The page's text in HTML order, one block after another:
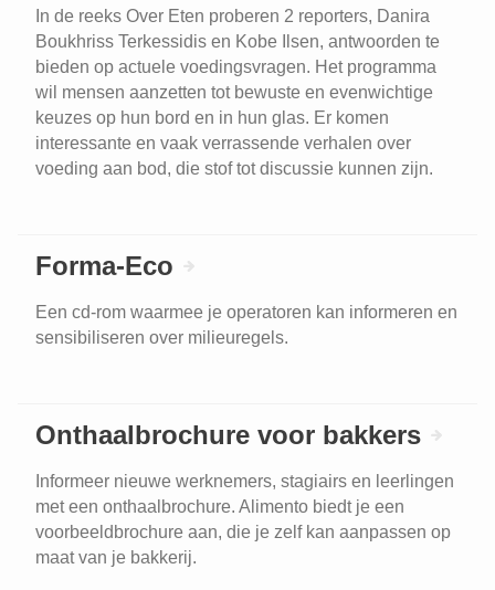
In de reeks Over Eten proberen 2 reporters, Danira
Boukhriss Terkessidis en Kobe Ilsen, antwoorden te
bieden op actuele voedingsvragen. Het programma
wil mensen aanzetten tot bewuste en evenwichtige
keuzes op hun bord en in hun glas. Er komen
interessante en vaak verrassende verhalen over
voeding aan bod, die stof tot discussie kunnen zijn.
Forma-Eco
Een cd-rom waarmee je operatoren kan informeren en
sensibiliseren over milieuregels.
Onthaalbrochure voor bakkers
Informeer nieuwe werknemers, stagiairs en leerlingen
met een onthaalbrochure. Alimento biedt je een
voorbeeldbrochure aan, die je zelf kan aanpassen op
maat van je bakkerij.